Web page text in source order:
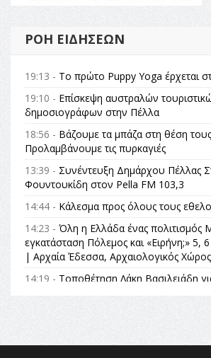
ΡΟΉ ΕΙΔΉΣΕΩΝ
19:13 - Το πρώτο Puppy Yoga έρχεται
19:10 - Επίσκεψη αυστραλών
δημοσιογράφων στην Πέλλα
18:56 - Βάζουμε τα μπάζα στη θέση
Προλαμβάνουμε τις πυρκαγιές
13:39 - Συνέντευξη Δημάρχου Πέλλας
Φουντουκίδη στον Pella FM 103,3
14:44 - Κάλεσμα προς όλους τους
14:23 - Όλη η Ελλάδα ένας πολιτισμός
εγκατάσταση Πόλεμος και «Ειρήνη;» 5,
| Αρχαία Έδεσσα, Αρχαιολογικός
14:19 - Τοποθέτηση Λάκη Βασιλειάδη
Αναθεώρηση του Συντάγματος: «Σε
θεσμικές διαδικασίες υπάρχει μόνο η
στις επόμενες γενιές»
16:35 -Το πρόγραμμα του ΠΑΟΚ στον